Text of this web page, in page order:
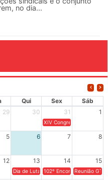
Qui Sex
Sáb
29 30 31 1
XIV Congresso Brasileiro
5 6 7 8
12 13 14 15
Dia de Luta em Defesa de Cuba e da
102º Encontro da
Reunião